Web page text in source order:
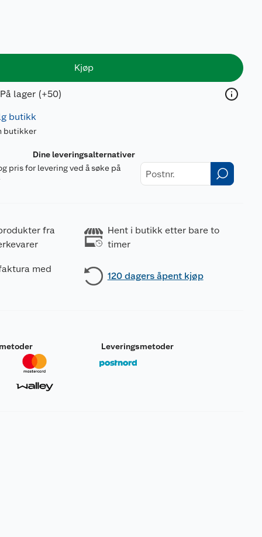
Kjøp
På lager (+50)
butikk
butikker
Dine leveringsalternativer
pris for levering ved å søke på
fra
Hent i butikk etter bare to
timer
med
120 dagers åpent kjøp
Leveringsmetoder